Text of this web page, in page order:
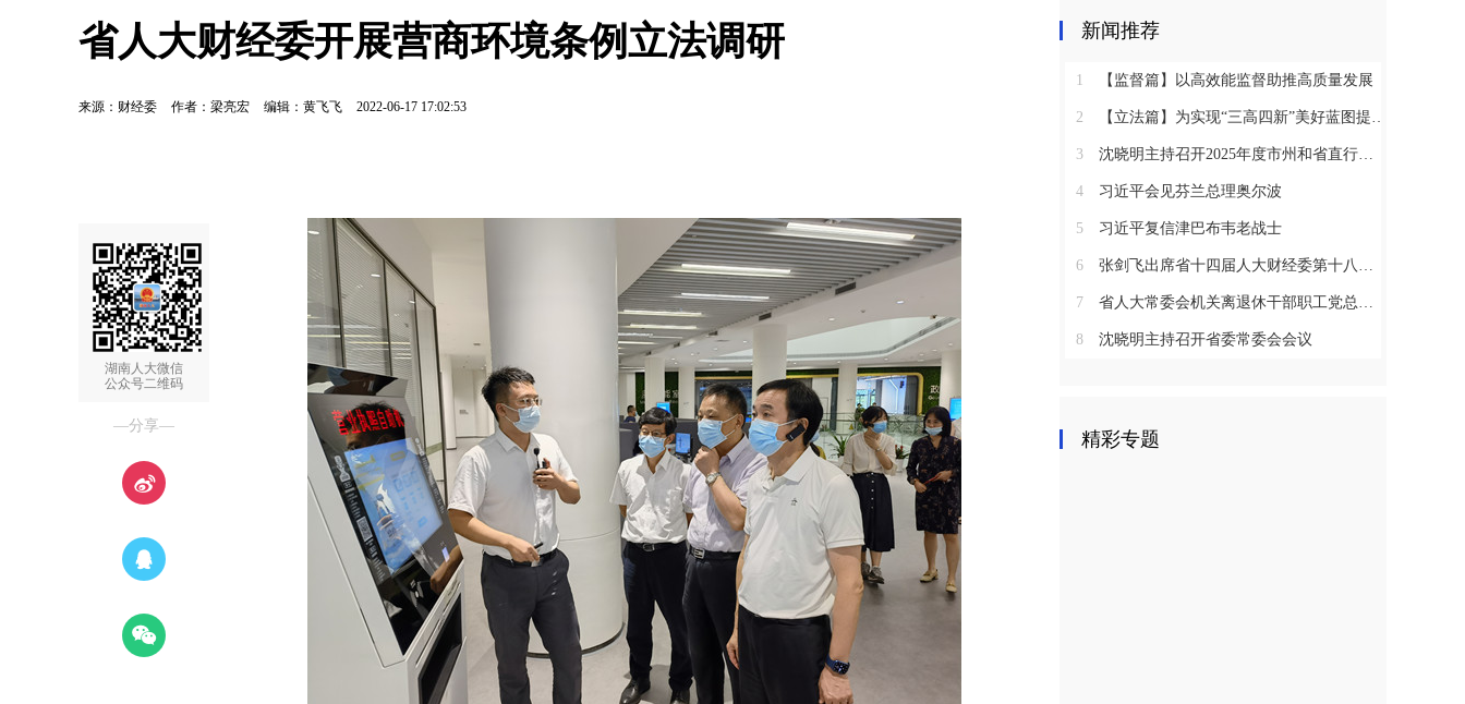
省人大财经委开展营商环境条例立法调研
来源：财经委 作者：梁亮宏 编辑：黄飞飞 2022-06-17 17:02:53
湖南人大微信
公众号二维码
—分享—
新闻推荐
1 【监督篇】以高效能监督助推高质量发展
2 【立法篇】为实现“三高四新”美好蓝图提供坚实法治保障
3 沈晓明主持召开2025年度市州和省直行业系统党（工）委书记抓基层党建工作述职评议会议
4 习近平会见芬兰总理奥尔波
5 习近平复信津巴布韦老战士
6 张剑飞出席省十四届人大财经委第十八次全体会议
7 省人大常委会机关离退休干部职工党总支召开2025年度总结表彰大会
8 沈晓明主持召开省委常委会会议
精彩专题